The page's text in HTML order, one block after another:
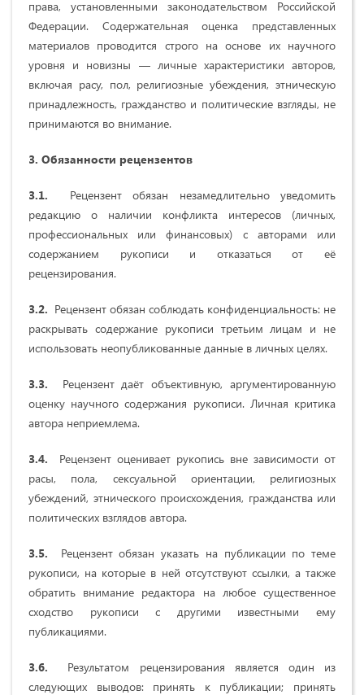
права, установленными законодательством Российской
Федерации. Содержательная оценка представленных
материалов проводится строго на основе их научного
уровня и новизны — личные характеристики авторов,
включая расу, пол, религиозные убеждения, этническую
принадлежность, гражданство и политические взгляды, не
принимаются во внимание.
3. Обязанности рецензентов
3.1. Рецензент обязан незамедлительно уведомить
редакцию о наличии конфликта интересов (личных,
профессиональных или финансовых) с авторами или
содержанием рукописи и отказаться от её
рецензирования.
3.2. Рецензент обязан соблюдать конфиденциальность: не
раскрывать содержание рукописи третьим лицам и не
использовать неопубликованные данные в личных целях.
3.3. Рецензент даёт объективную, аргументированную
оценку научного содержания рукописи. Личная критика
автора неприемлема.
3.4. Рецензент оценивает рукопись вне зависимости от
расы, пола, сексуальной ориентации, религиозных
убеждений, этнического происхождения, гражданства или
политических взглядов автора.
3.5. Рецензент обязан указать на публикации по теме
рукописи, на которые в ней отсутствуют ссылки, а также
обратить внимание редактора на любое существенное
сходство рукописи с другими известными ему
публикациями.
3.6. Результатом рецензирования является один из
следующих выводов: принять к публикации; принять